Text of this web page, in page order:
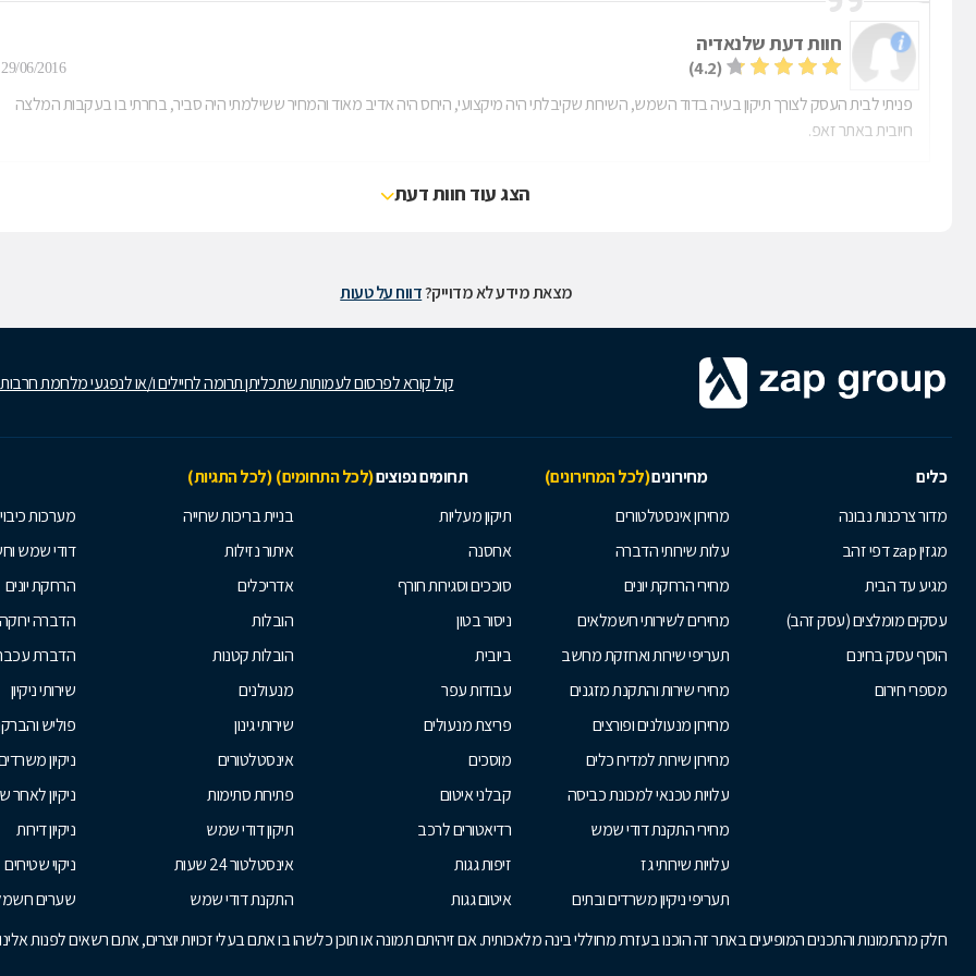
חוות דעת שלנאדיה
(4.2)
29/06/2016
פניתי לבית העסק לצורך תיקון בעיה בדוד השמש, השירות שקיבלתי היה מיקצועי, היחס היה אדיב מאוד והמחיר ששילמתי היה סביר, בחרתי בו בעקבות המלצה
חיובית באתר זאפ.
הצג עוד חוות דעת
מצאת מידע לא מדוייק?דווח על טעות
קול קורא לפרסום לעמותות שתכליתן תרומה לחיילים ו/או לנפגעי מלחמת
כלים מחירונים(לכל המחירונים) תחומים נפוצים(לכל התחומים) (לכל התגיות)
מדור צרכנות נבונה
מגזין zap דפי זהב
מגיע עד הבית
עסקים מומלצים (עסק זהב)
הוסף עסק בחינם
מספרי חירום
מחירון אינסטלטורים
עלות שירותי הדברה
מחירי הרחקת יונים
מחירים לשירותי חשמלאים
תעריפי שירות ואחזקת מחשב
מחירי שירות והתקנת מזגנים
מחירון מנעולנים ופורצים
מחירון שירות למדיח כלים
עלויות טכנאי למכונת כביסה
מחירי התקנת דודי שמש
עלויות שירותי גז
תעריפי ניקיון משרדים ובתים
תיקון מעליות
אחסנה
סוככים וסגירות חורף
ניסור בטון
ביובית
עבודות עפר
פריצת מנעולים
מוסכים
קבלני איטום
רדיאטורים לרכב
זיפות גגות
איטום גגות
בניית בריכות שחייה
איתור נזילות
אדריכלים
הובלות
הובלות קטנות
מנעולנים
שירותי גינון
אינסטלטורים
פתיחת סתימות
תיקון דודי שמש
אינסטלטור 24 שעות
התקנת דודי שמש
מערכות
דודי שמש
הרחקת יונים
הדברה ירוקה
הדברת
שירותי ניקיון
פוליש
ניקיון
ניקיון לאחר
ניקיון דירות
ניקוי שטיחים
שערים
חלק מהתמונות והתכנים המופיעים באתר זה הוכנו בעזרת מחוללי בינה מלאכותית. אם זיהיתם תמונה או תוכן כלשהו בו אתם בעלי זכויות יוצרים, אתם רשאים לפנות